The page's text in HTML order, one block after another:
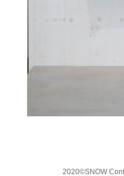
2020©SNOW